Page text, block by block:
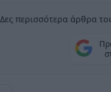
Δες περισσότερα άρθρα